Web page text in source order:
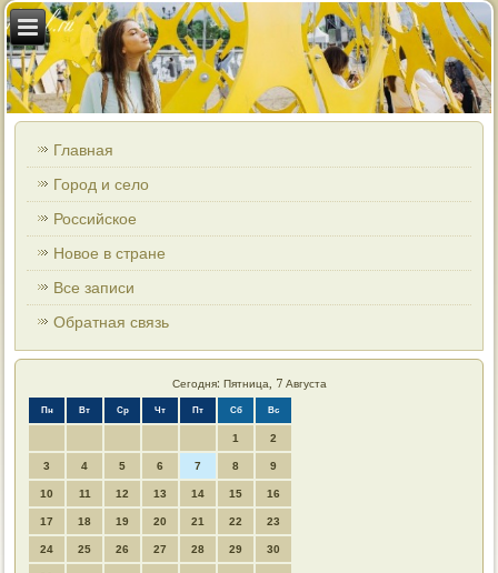
Главная
Город и село
Российское
Новое в стране
Все записи
Обратная связь
Сегодня: Пятница, 7 Августа
Пн Вт Ср Чт Пт Сб Вс
1 2
3 4 5 6 7 8 9
10 11 12 13 14 15 16
17 18 19 20 21 22 23
24 25 26 27 28 29 30